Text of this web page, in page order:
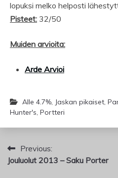
lopuksi melko helposti
Pisteet: 32/50
Muiden arvioita:
Arde Arvioi
Alle 4.7%, Jaskan pikaiset,
Hunter's, Portteri
Artikkelien
selaus
Previous:
Jouluolut 2013 – Saku Porter